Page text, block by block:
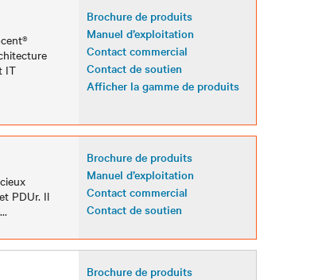
IT
Brochure de produits
Manuel d’exploitation
Contact commercial
Contact de soutien
Afficher la gamme de produits
PDUr. Il
...
Brochure de produits
Manuel d’exploitation
Contact commercial
Contact de soutien
Brochure de produits